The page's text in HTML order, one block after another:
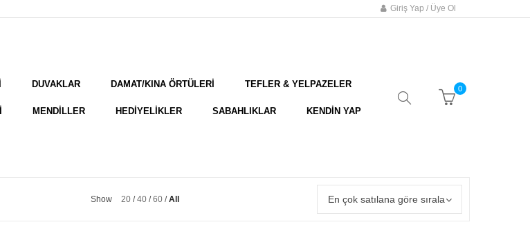
Giriş Yap / Üye Ol
DUVAKLAR DAMAT/KINA ÖRTÜLERİ TEFLER & YELPAZELER
MENDİLLER HEDİYELİKLER SABAHLIKLAR KENDİN YAP
0
Show 20 40 60 All En çok satılana göre sırala